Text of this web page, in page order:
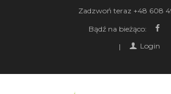
Zadzwoń teraz +48 608
Bądź na bieżąco:
Login